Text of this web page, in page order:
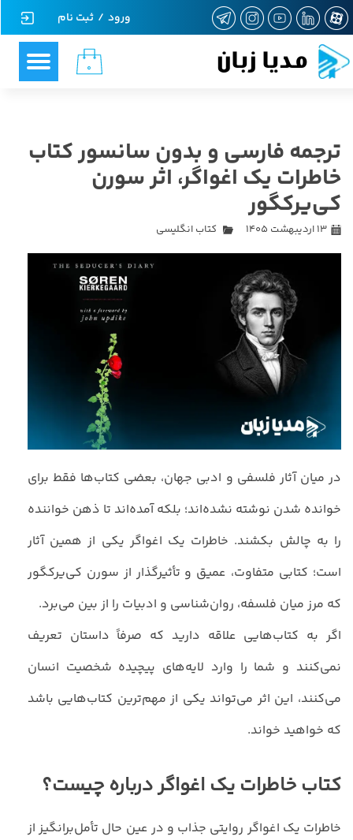
مدیا زبان ۰
ورود / ثبت نام
حساب کاربری من
تغییر گذر واژه
خروج از حساب کاربری
ترجمه فارسی و بدون سانسور کتاب
خاطرات یک اغواگر، اثر سورن
کی‌یرکگور
۱۳ اردیبهشت ۱۴۰۵ کتاب انگلیسی
در میان آثار فلسفی و ادبی جهان، بعضی کتاب‌ها فقط برای
خوانده شدن نوشته نشده‌اند؛ بلکه آمده‌اند تا ذهن خواننده
را به چالش بکشند. خاطرات یک اغواگر یکی از همین آثار
است؛ کتابی متفاوت، عمیق و تأثیرگذار از سورن کی‌یرکگور
که مرز میان فلسفه، روان‌شناسی و ادبیات را از بین می‌برد.
اگر به کتاب‌هایی علاقه دارید که صرفاً داستان تعریف
نمی‌کنند و شما را وارد لایه‌های پیچیده شخصیت انسان
می‌کنند، این اثر می‌تواند یکی از مهم‌ترین کتاب‌هایی باشد
که خواهید خواند.
کتاب خاطرات یک اغواگر درباره چیست؟
خاطرات یک اغواگر روایتی جذاب و در عین حال تأمل‌برانگیز از